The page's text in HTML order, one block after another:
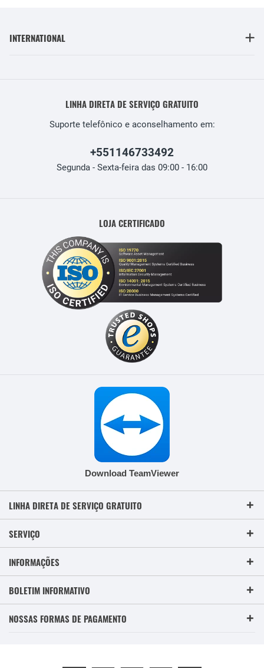
INTERNATIONAL
LINHA DIRETA DE SERVIÇO GRATUITO
Suporte telefônico e aconselhamento em:
+551146733492
Segunda - Sexta-feira das 09:00 - 16:00
LOJA CERTIFICADO
Download TeamViewer
LINHA DIRETA DE SERVIÇO GRATUITO
SERVIÇO
INFORMAÇÕES
BOLETIM INFORMATIVO
NOSSAS FORMAS DE PAGAMENTO